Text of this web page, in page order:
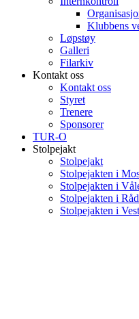
Klubbens
Løpstøy
Galleri
Filarkiv
Kontakt oss
Kontakt oss
Styret
Trenere
Sponsorer
TUR-O
Stolpejakt
Stolpejakt
Stolpejakten i
Stolpejakten i
Stolpejakten i
Stolpejakten i